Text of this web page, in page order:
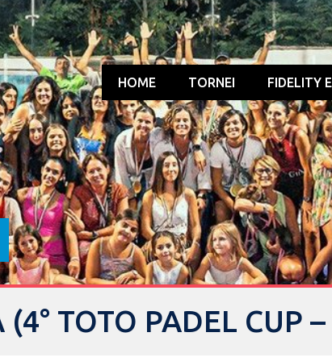
HOME TORNEI FIDELITY
TOTO PADEL CUP –